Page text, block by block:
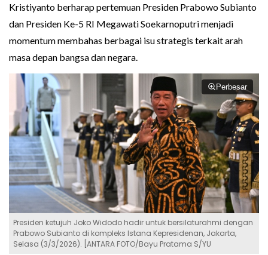
Kristiyanto berharap pertemuan Presiden Prabowo Subianto
dan Presiden Ke-5 RI Megawati Soekarnoputri menjadi
momentum membahas berbagai isu strategis terkait arah
masa depan bangsa dan negara.
Perbesar
Presiden ketujuh Joko Widodo hadir untuk bersilaturahmi dengan
Prabowo Subianto di kompleks Istana Kepresidenan, Jakarta,
Selasa (3/3/2026). [ANTARA FOTO/Bayu Pratama S/YU